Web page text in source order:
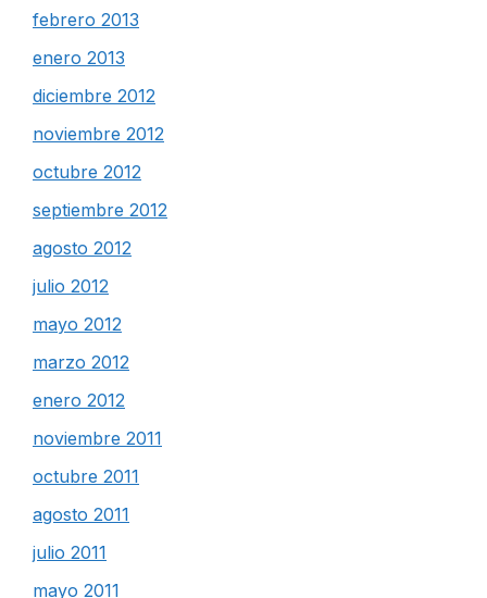
febrero 2013
enero 2013
diciembre 2012
noviembre 2012
octubre 2012
septiembre 2012
agosto 2012
julio 2012
mayo 2012
marzo 2012
enero 2012
noviembre 2011
octubre 2011
agosto 2011
julio 2011
mayo 2011